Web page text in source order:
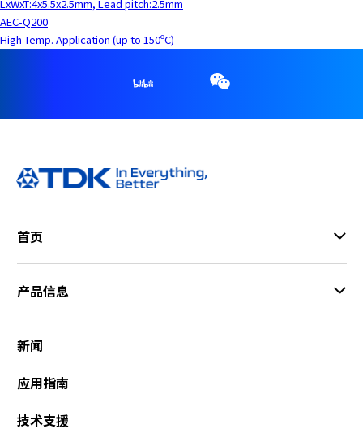
LxWxT:4x5.5x2.5mm, Lead pitch:2.5mm
AEC-Q200
High Temp. Application (up to 150ºC)
首页
产品信息
新闻
应用指南
技术支援